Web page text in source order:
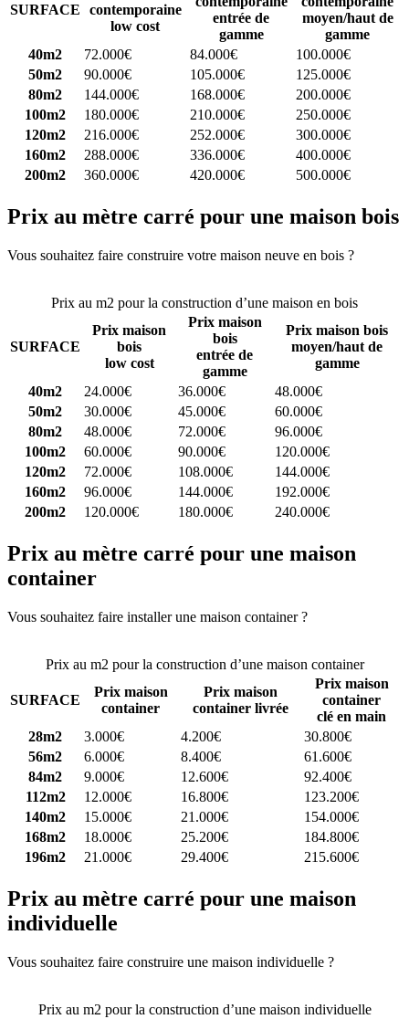
SURFACE
contemporaine
low cost
entrée de
gamme
moyen/haut de
gamme
40m2
72.000€ 84.000€
100.000€
50m2
90.000€ 105.000€
125.000€
80m2
144.000€ 168.000€
200.000€
100m2
180.000€ 210.000€
250.000€
120m2
216.000€ 252.000€
300.000€
160m2
288.000€ 336.000€
400.000€
200m2
360.000€ 420.000€ 500.000€
Prix au mètre carré pour une maison bois
Vous souhaitez faire construire votre maison neuve en bois ?
Prix au m2 pour la construction d’une maison en bois
SURFACE
Prix maison
bois
low cost
Prix maison
bois
entrée de
gamme
Prix maison bois
moyen/haut de
gamme
40m2
24.000€ 36.000€
48.000€
50m2
30.000€ 45.000€
60.000€
80m2
48.000€ 72.000€
96.000€
100m2
60.000€ 90.000€
120.000€
120m2
72.000€ 108.000€
144.000€
160m2
96.000€ 144.000€
192.000€
200m2
120.000€ 180.000€ 240.000€
Prix au mètre carré pour une maison
container
Vous souhaitez faire installer une maison container ?
Prix au m2 pour la construction d’une maison container
SURFACE
Prix maison
container
Prix maison
container livrée
Prix maison
container
clé en main
28m2
3.000€ 4.200€
30.800€
56m2
6.000€ 8.400€
61.600€
84m2
9.000€ 12.600€
92.400€
112m2
12.000€ 16.800€
123.200€
140m2
15.000€ 21.000€
154.000€
168m2
18.000€ 25.200€
184.800€
196m2
21.000€ 29.400€ 215.600€
Prix au mètre carré pour une maison
individuelle
Vous souhaitez faire construire une maison individuelle ?
Prix au m2 pour la construction d’une maison individuelle